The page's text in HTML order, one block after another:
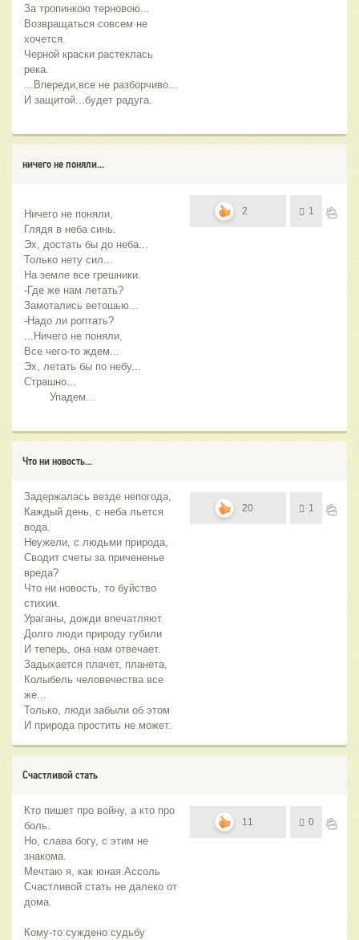
За тропинкою терновою...
Возвращаться совсем не
хочется.
Черной краски растеклась
река.
...Впереди,все не разборчиво...
И защитой...будет радуга.
ничего не поняли...
Ничего не поняли,
Глядя в неба синь.
Эх, достать бы до неба...
Только нету сил...
На земле все грешники.
-Где же нам летать?
Замотались ветошью...
-Надо ли роптать?
...Ничего не поняли,
Все чего-то ждем...
Эх, летать бы по небу...
Страшно...
        Упадем...
2 1
Что ни новость...
Задержалась везде непогода,
Каждый день, с неба льется
вода.
Неужели, с людьми природа,
Сводит счеты за причененье
вреда?
Что ни новость, то буйство
стихии.
Ураганы, дожди впечатляют.
Долго люди природу губили
И теперь, она нам отвечает.
Задыхается плачет, планета,
Колыбель человечества все
же...
Только, люди забыли об этом
И природа простить не может.
20 1
Счастливой стать
Кто пишет про войну, а кто про
боль.
Но, слава богу, с этим не
знакома.
Мечтаю я, как юная Ассоль
Счастливой стать не далеко от
дома.
Кому-то суждено судьбу
11 0